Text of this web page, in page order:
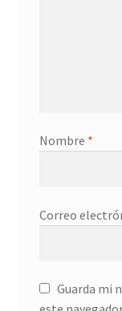
Nombre *
Correo
Guarda mi